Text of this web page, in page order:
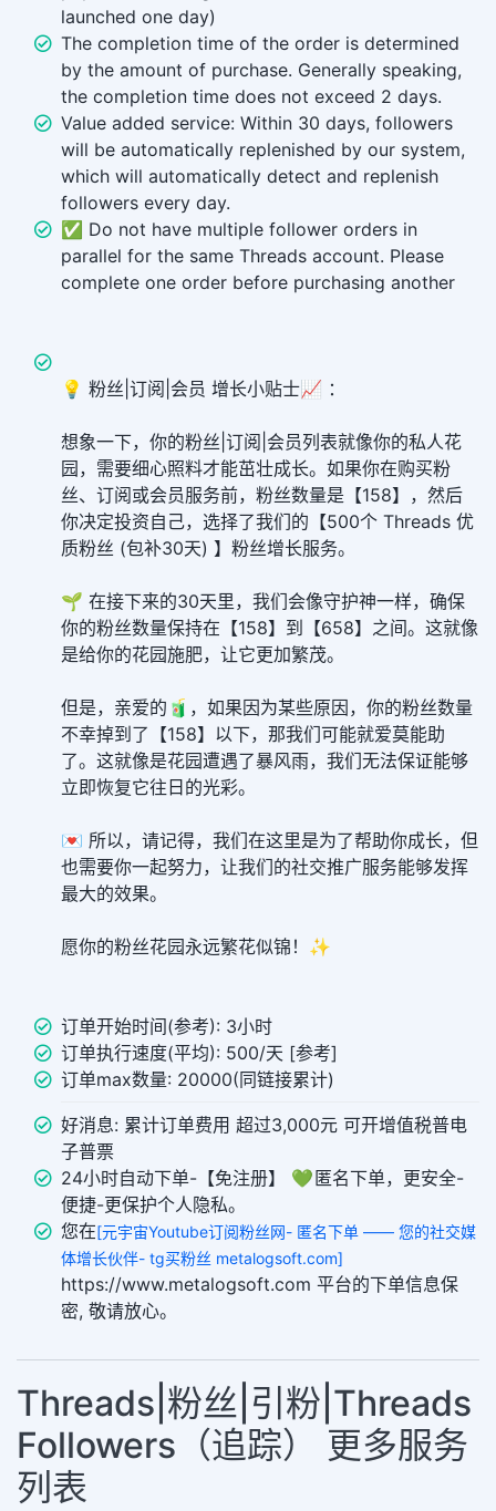
launched one day)
The completion time of the order is determined
by the amount of purchase. Generally speaking,
the completion time does not exceed 2 days.
Value added service: Within 30 days, followers
will be automatically replenished by our system,
which will automatically detect and replenish
followers every day.
✅ Do not have multiple follower orders in
parallel for the same Threads account. Please
complete one order before purchasing another
💡 粉丝|订阅|会员 增长小贴士📈 ：
想象一下，你的粉丝|订阅|会员列表就像你的私人花
园，需要细心照料才能茁壮成长。如果你在购买粉
丝、订阅或会员服务前，粉丝数量是【158】，然后
你决定投资自己，选择了我们的【500个 Threads 优
质粉丝 (包补30天) 】粉丝增长服务。
🌱 在接下来的30天里，我们会像守护神一样，确保
你的粉丝数量保持在【158】到【658】之间。这就像
是给你的花园施肥，让它更加繁茂。
但是，亲爱的🧃，如果因为某些原因，你的粉丝数量
不幸掉到了【158】以下，那我们可能就爱莫能助
了。这就像是花园遭遇了暴风雨，我们无法保证能够
立即恢复它往日的光彩。
💌 所以，请记得，我们在这里是为了帮助你成长，但
也需要你一起努力，让我们的社交推广服务能够发挥
最大的效果。
愿你的粉丝花园永远繁花似锦！✨
订单开始时间(参考): 3小时
订单执行速度(平均): 500/天 [参考]
订单max数量: 20000(同链接累计)
好消息: 累计订单费用 超过3,000元 可开增值税普电
子普票
24小时自动下单-【免注册】 💚 匿名下单，更安全-
便捷-更保护个人隐私。
您在[元宇宙Youtube订阅粉丝网- 匿名下单 —— 您的社交媒
体增长伙伴- tg买粉丝 metalogsoft.com]
https://www.metalogsoft.com 平台的下单信息保
密, 敬请放心。
Threads|粉丝|引粉|Threads
Followers（追踪） 更多服务
列表